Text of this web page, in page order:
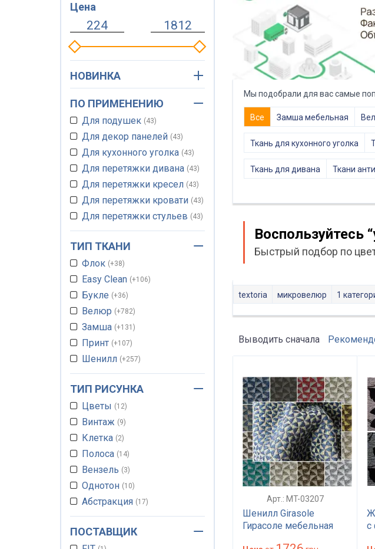
Мы подобрали для вас самые
Все Замша мебельная
Ткань для кухонного уголка
Ткань для дивана Ткани
Воспользуйтесь
Быстрый подбор по
textoria микровелюр 1
Выводить сначала
Арт.: MT-03207
Шенилл Girasole
Гирасоле мебельная
с
Цена
НОВИНКА
ПО ПРИМЕНЕНИЮ
Для подушек 43
Для декор панелей 43
Для кухонного уголка 43
Для перетяжки дивана 43
Для перетяжки кресел 43
Для перетяжки кровати 43
Для перетяжки стульев 43
Ткань для мебельных
чехлов 43
ТИП ТКАНИ
Флок +38
Easy Clean +106
Букле +36
Велюр +782
Замша +131
Принт +107
Шенилл +257
Гобелен +4
Жаккард +230
Рогожка +302
Вязанная
Плетеная
Вотерпруф
Антикоготь
Микрофибра
Микоровелюр
Микро-рогожка +95
Антивандальная
ТИП РИСУНКА
Цветы 12
Винтаж 9
Клетка 2
Полоса 14
Вензель 3
Однотон 10
Абстракция 17
Яркие ткани 3
Тематический
ПОСТАВЩИК